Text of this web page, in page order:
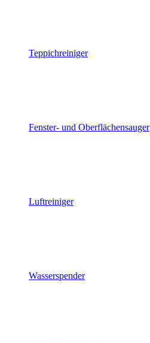
Teppichreiniger
Fenster- und Oberflächensauger
Luftreiniger
Wasserspender